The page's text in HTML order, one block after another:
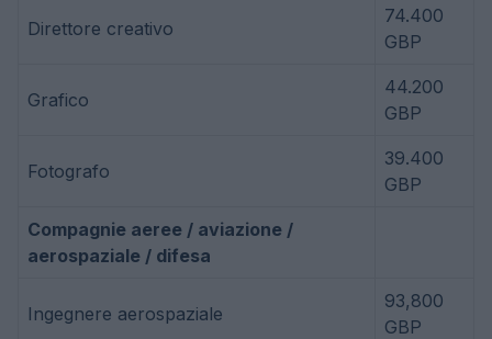
Direttore creativo
74.400
GBP
Grafico
44.200
GBP
Fotografo
39.400
GBP
Compagnie aeree / aviazione /
aerospaziale / difesa
Ingegnere aerospaziale
93,800
GBP